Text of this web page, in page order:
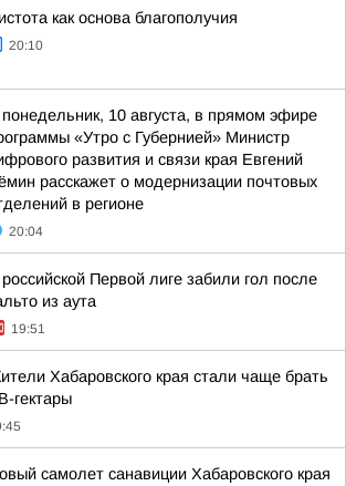
как основа благополучия
20:10
10 августа, в прямом эфире
«Утро с Губернией» Министр
развития и связи края Евгений
расскажет о модернизации почтовых
в регионе
20:04
Первой лиге забили гол после
из аута
19:51
Хабаровского края стали чаще брать
гектары
самолет санавиции Хабаровского края